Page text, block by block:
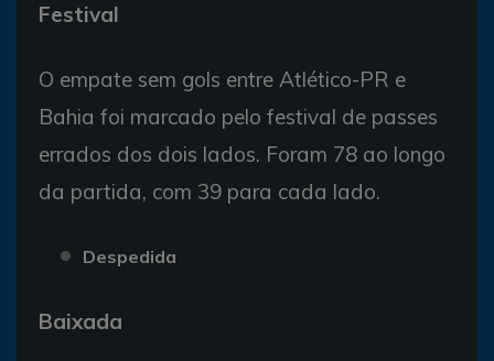
Festival
O empate sem gols entre Atlético-PR e
Bahia foi marcado pelo festival de passes
errados dos dois lados. Foram 78 ao longo
da partida, com 39 para cada lado.
Despedida
Baixada